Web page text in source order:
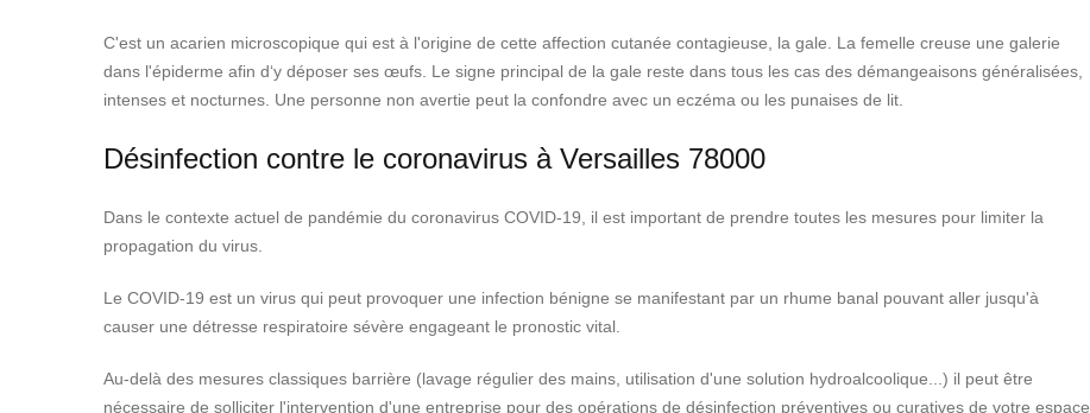
C'est un acarien microscopique qui est à l'origine de cette affection cutanée contagieuse, la gale. La femelle creuse une galerie
dans l'épiderme afin d‘y déposer ses œufs. Le signe principal de la gale reste dans tous les cas des démangeaisons généralisées,
intenses et nocturnes. Une personne non avertie peut la confondre avec un eczéma ou les punaises de lit.
Désinfection contre le coronavirus à Versailles 78000
Dans le contexte actuel de pandémie du coronavirus COVID-19, il est important de prendre toutes les mesures pour limiter la
propagation du virus.
Le COVID-19 est un virus qui peut provoquer une infection bénigne se manifestant par un rhume banal pouvant aller jusqu'à
causer une détresse respiratoire sévère engageant le pronostic vital.
Au-delà des mesures classiques barrière (lavage régulier des mains, utilisation d'une solution hydroalcoolique...) il peut être
nécessaire de solliciter l'intervention d'une entreprise pour des opérations de désinfection préventives ou curatives de votre espace